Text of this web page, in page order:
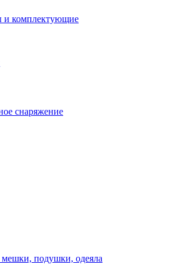
и комплектующие
снаряжение
подушки, одеяла